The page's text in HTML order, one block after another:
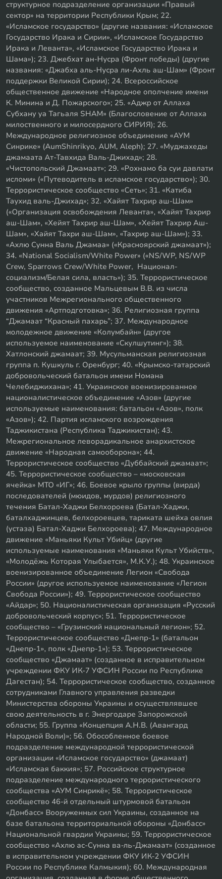
структурное подразделение организации «Правый
сектор» на территории Республики Крым; 22.
«Исламское государство» (другие названия: «Исламское
Государство Ирака и Сирии», «Исламское Государство
Ирака и Леванта», «Исламское Государство Ирака и
Шама»); 23. Джебхат ан-Нусра (Фронт победы) (другие
названия: «Джабха аль-Нусра ли-Ахль аш-Шам» (Фронт
поддержки Великой Сирии); 24. Всероссийское
общественное движение «Народное ополчение имени
К. Минина и Д. Пожарского»; 25. «Аджр от Аллаха
Субхану уа Тагьаля SHAM» (Благословение от Аллаха
милоственного и милосердного СИРИЯ); 26.
Международное религиозное объединение «АУМ
Синрике» (AumShinrikyo, AUM, Aleph); 27. «Муджахеды
джамаата Ат-Тавхида Валь-Джихад»; 28.
«Чистопольский Джамаат»; 29. «Рохнамо ба суи давлати
исломи» («Путеводитель в исламское государство»); 30.
Террористическое сообщество «Сеть»; 31. «Катиба
Таухид валь-Джихад»; 32. «Хайят Тахрир аш-Шам»
(«Организация освобождения Леванта», «Хайят Тахрир
аш-Шам», «Хейят Тахрир аш-Шам», «Хейят Тахрир Аш-
Шам», «Хайят Тахри аш-Шам», «Тахрир аш-Шам»); 33.
«Ахлю Сунна Валь Джамаа» («Красноярский джамаат»);
34. «National Socialism/White Power» («NS/WP, NS/WP
Crew, Sparrows Crew/White Power, Национал-
социализм/Белая сила, власть»); 35. Террористическое
сообщество, созданное Мальцевым В.В. из числа
участников Межрегионального общественного
движения «Артподготовка»; 36. Религиозная группа
“Джамаат “Красный пахарь”; 37. Международное
молодежное движение «Колумбайн» (другое
используемое наименование «Скулшутинг»); 38.
Хатлонский джамаат; 39. Мусульманская религиозная
группа п. Кушкуль г. Оренбург; 40. «Крымско-татарский
добровольческий батальон имени Номана
Челебиджихана»; 41. Украинское военизированное
националистическое объединение «Азов» (другие
используемые наименования: батальон «Азов», полк
«Азов»); 42. Партия исламского возрождения
Таджикистана (Республика Таджикистан); 43.
Межрегиональное леворадикальное анархистское
движение «Народная самооборона»; 44.
Террористическое сообщество «Дуббайский джамаат»;
45. Террористическое сообщество – «московская
ячейка» МТО «ИГ»; 46. Боевое крыло группы (вирда)
последователей (мюидов, мурдов) религиозного
течения Батал-Хаджи Белхороева (Батал-Хаджи,
баталхаджинцев, белхороевцев, тариката шейха овлия
(устаза) Батал-Хаджи Белхороева); 47. Международное
движение «Маньяки Культ Убийц» (другие
используемые наименования «Маньяки Культ Убийств»,
«Молодёжь Которая Улыбается», М.К.У.); 48. Украинское
военизированное объединение Легион «Свобода
России» (другое используемое наименование «Легион
Свобода России»); 49. Террористическое сообщество
«Айдар»; 50. Националистическая организация «Русский
добровольческий корпус»; 51. Террористическое
сообщество – «Грузинский национальный легион»; 52.
Террористическое сообщество «Днепр-1» (батальон
«Днепр-1», полк «Днепр-1»); 53. Террористическое
сообщество «Джамаат» (созданное в исправительном
учреждении ФКУ ИК-7 УФСИН России по Республике
Дагестан); 54. Террористическое сообщество, созданное
сотрудниками Главного управления разведки
Министерства обороны Украины и осуществлявшее
свою деятельность в г. Энергодаре Запорожской
области; 55. Группа «Концепция А.Н.В. (Авангард
Народной Воли)»; 56. Обособленное боевое
подразделение международной террористической
организации «Исламское государство» (джамаат)
«Исламская баккия»; 57. Российское структурное
подразделение международного террористического
сообщества «АУМ Синрикё»; 58. Террористическое
сообщество 46-й отдельный штурмовой батальон
«Донбасс» Вооруженных сил Украины, созданное на
базе батальона территориальной обороны «Донбасс»
Национальной гвардии Украины; 59. Террористическое
сообщество «Ахлю ас-Сунна ва-ль-Джамаат» (созданное
в исправительном учреждении ФКУ ИК-2 УФСИН
России по Республике Калмыкия); 60. Международная